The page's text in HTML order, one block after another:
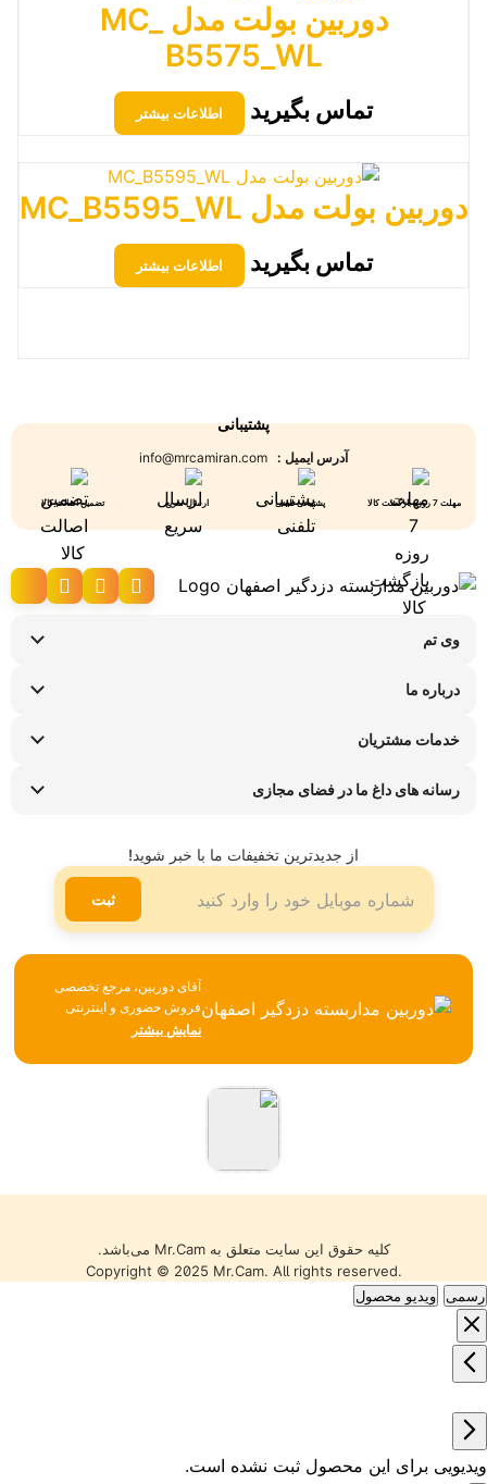
دوربین بولت مدل MC_
B5575_WL
تماس بگیرید اطلاعات بیشتر
دوربین بولت مدل MC_B5595_WL
تماس بگیرید اطلاعات بیشتر
پشتیبانی
آدرس ایمیل :
مهلت 7 روزه بازگشت کالا پشتیبانی تلفنی ارسال سریع تضمین اصالت کالا
وی تم
شرایط عودت کالا
پیگیری سفارش
درباره ما
تماس با ما
فروشگاه های حضوری
خدمات مشتریان
ضمانت هفت روزه وی تم
رسانه های داغ ما در فضای مجازی
لینکدین
از جدیدترین تخفیفات ما با خبر شوید!
ثبت
آقای دوربین، مرجع تخصصی
فروش حضوری و اینترنتی
تجهیزات نظارتی، امنیتی و
تکیه بر تجربه، مشاوره
قیمت مناسب عرضه می‌شوند
نمایش بیشتر
کلیه حقوق این سایت متعلق به Mr.Cam می‌باشد.
Copyright © 2025 Mr.Cam. All rights reserved.
رسمی
ویدیو محصول
ویدیویی برای این محصول ثبت نشده است.